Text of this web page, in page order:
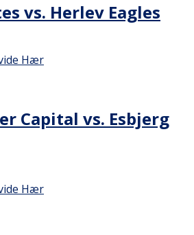
vs. Herlev Eagles
Hær
Capital vs. Esbjerg
Hær